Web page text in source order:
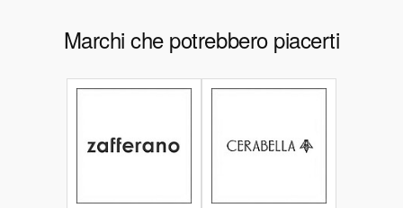
Marchi che potrebbero piacerti